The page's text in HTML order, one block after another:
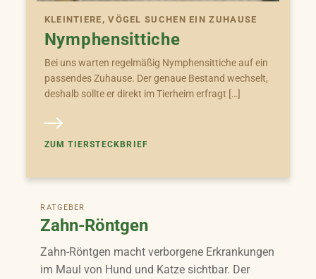
KLEINTIERE, VÖGEL SUCHEN EIN ZUHAUSE
Nymphensittiche
Bei uns warten regelmäßig Nymphensittiche auf ein
passendes Zuhause. Der genaue Bestand wechselt,
deshalb sollte er direkt im Tierheim erfragt […]
ZUM TIERSTECKBRIEF
RATGEBER
Zahn-Röntgen
Zahn-Röntgen macht verborgene Erkrankungen
im Maul von Hund und Katze sichtbar. Der